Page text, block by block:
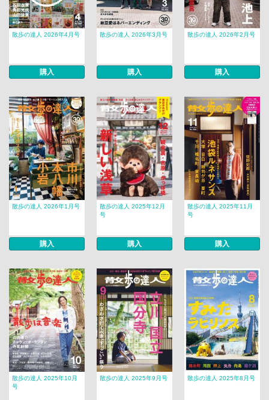
散歩の達人 2026年4月号
購入
散歩の達人 2026年3月号
購入
散歩の達人 2026年2月号
購入
散歩の達人 2026年1月号
購入
散歩の達人 2025年12月
号
購入
散歩の達人 2025年11月
号
購入
散歩の達人 2025年10月
号
散歩の達人 2025年9月号 散歩の達人 2025年8月号